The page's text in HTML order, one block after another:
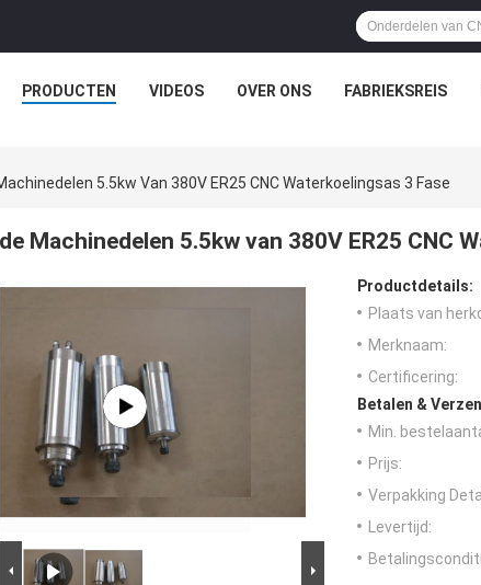
PRODUCTEN VIDEOS OVER ONS FABRIEKSREIS
5.5kw Van 380V ER25 CNC Waterkoelingsas 3 Fase
de Machinedelen 5.5kw van 380V ER25 CNC
Productdetails:
Plaats van
Merknaam:
Certificering:
Betalen &
Min.
Prijs:
Verpakking
Levertijd: